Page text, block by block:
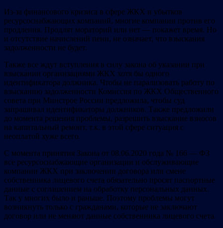
Из-за финансового кризиса в сфере ЖКХ и убытков
ресурсоснабжающих компаний, многие компании против его
продления. Продлят мораторий или нет — покажет время. Но
и отсутствие начислений пени, не означает, что взыскания
задолженности не будет.
Также все ждут вступления в силу закона об указании при
взыскании организациями ЖКХ хотя бы одного
идентификатора должника. Чтобы не парализовать работу по
взысканию задолженности Комиссия по ЖКХ Общественного
совета при Минстрое России предложила, чтобы суд
запрашивал идентификаторы должников. Также предложили
до момента решения проблемы, разрешить взыскание взносов
на капитальный ремонт, т.к. в этой сфере ситуация с
неоплатой хуже всего.
С момента принятия Закона от 08.06.2020 года № 166 — ФЗ
все ресурсоснабжающие организации и обслуживающие
компании ЖКХ при заключении договора или смене
собственника лицевого счета обязательно просят паспортные
данные с соглашением на обработку персональных данных.
Так у многих было и раньше. Поэтому проблемы могут
возникнуть только с гражданами, которые не заключают
договор или не меняют данные собственника лицевого счета.